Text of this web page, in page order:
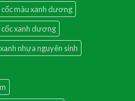
màu xanh dương
xanh dương
nhựa nguyên sinh